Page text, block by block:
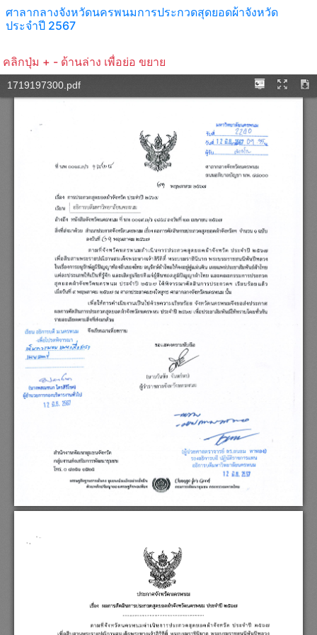
ศาลากลางจังหวัดนครพนมการประกวดสุดยอดผ้าจังหวัด
ประจำปี 2567
คลิกปุ่ม + - ด้านล่าง เพื่อย่อ ขยาย